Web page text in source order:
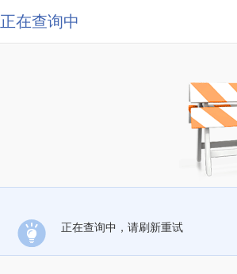
正在查询中
正在查询中，请刷新重试